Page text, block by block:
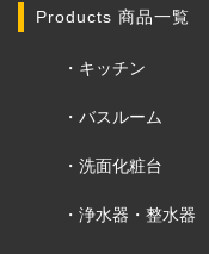
Products 商品一覧
キッチン
バスルーム
洗面化粧台
浄水器・整水器